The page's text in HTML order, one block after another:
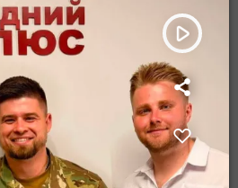
play_arrow